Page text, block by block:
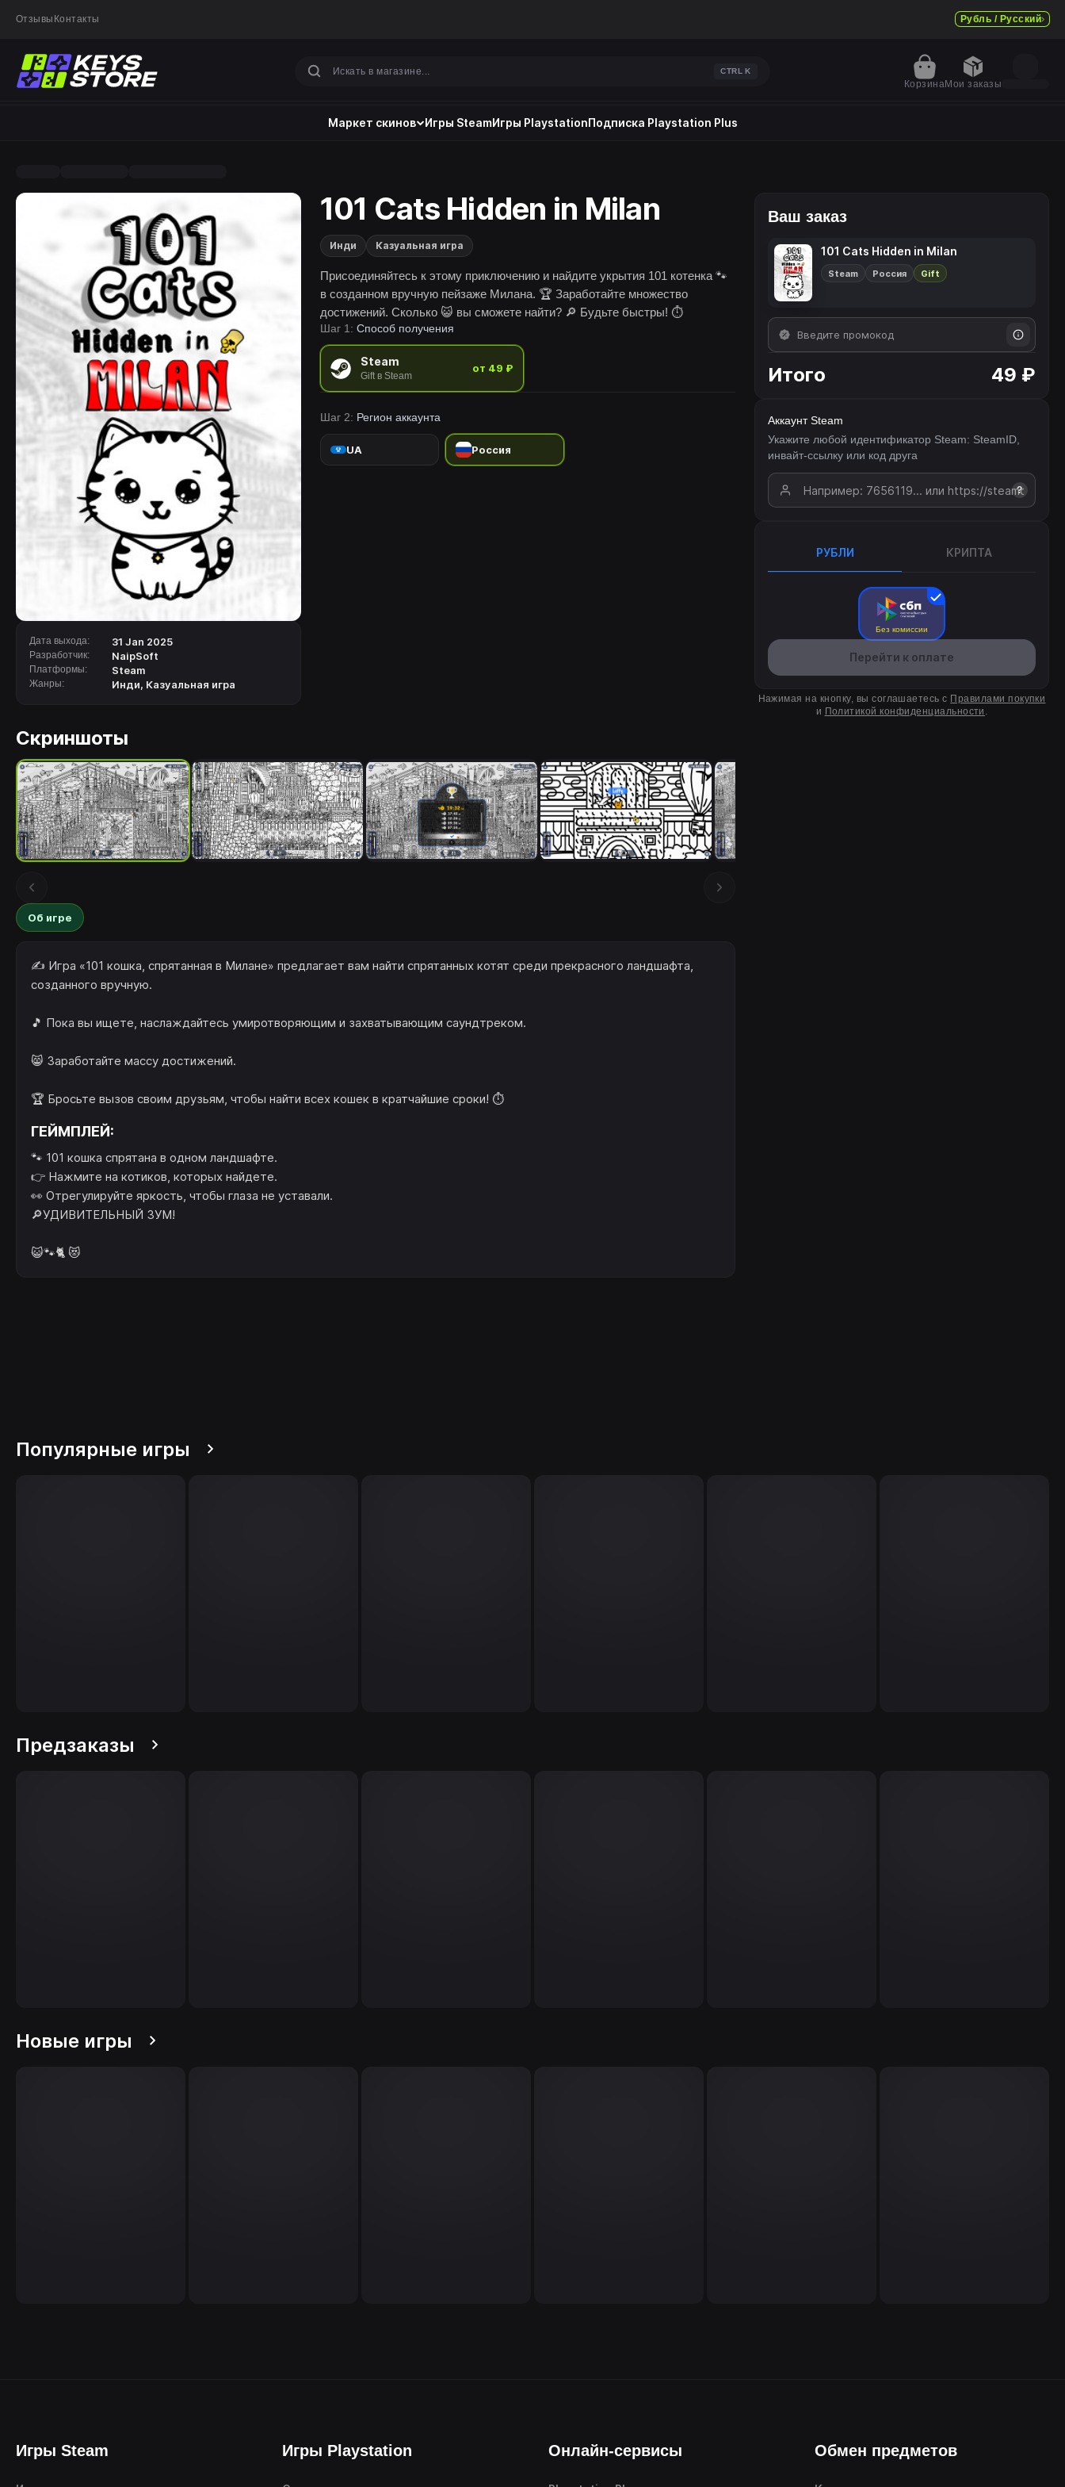
Отзывы Контакты Рубль / Русский
CTRL K
КорзинаМои заказы
Маркет скинов Игры SteamИгры PlaystationПодписка Playstation Plus
Дата выхода: 31 Jan 2025
Разработчик: NaipSoft
Платформы: Steam
Жанры: Инди, Казуальная игра
101 Cats Hidden in Milan
Инди Казуальная игра
Присоединяйтесь к этому приключению и найдите укрытия 101 котенка 🐾
в созданном вручную пейзаже Милана. 🏆 Заработайте множество
достижений. Сколько 😺 вы сможете найти? 🔎 Будьте быстры! ⏱️
Шаг 1: Способ получения
Steam
Gift в Steam
от 49 ₽
Шаг 2: Регион аккаунта
UA Россия
Ваш заказ
101 Cats Hidden in Milan
Steam Россия Gift
Итого 49 ₽
Аккаунт Steam
Укажите любой идентификатор Steam: SteamID,
инвайт-ссылку или код друга
?
РУБЛИ КРИПТА
Без комиссии
Перейти к оплате
Нажимая на кнопку, вы соглашаетесь с Правилами покупки
и Политикой конфиденциальности .
Скриншоты
Об игре
✍️ Игра «101 кошка, спрятанная в Милане» предлагает вам найти спрятанных котят среди прекрасного ландшафта,
созданного вручную.
🎵 Пока вы ищете, наслаждайтесь умиротворяющим и захватывающим саундтреком.
😸 Заработайте массу достижений.
🏆 Бросьте вызов своим друзьям, чтобы найти всех кошек в кратчайшие сроки! ⏱️
ГЕЙМПЛЕЙ:
🐾 101 кошка спрятана в одном ландшафте.
👉 Нажмите на котиков, которых найдете.
👀 Отрегулируйте яркость, чтобы глаза не уставали.
🔎УДИВИТЕЛЬНЫЙ ЗУМ!
😺🐾🐈 😻
Популярные игры
Предзаказы
Новые игры
Игры Steam Игры Playstation Онлайн-сервисы Обмен предметов